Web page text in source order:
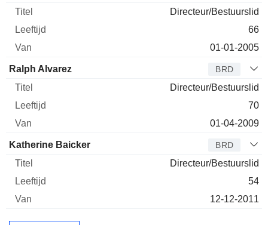
Directeur/Bestuurslid
66
01-01-2005
Ralph Alvarez BRD
Directeur/Bestuurslid
70
01-04-2009
Katherine Baicker BRD
Directeur/Bestuurslid
54
12-12-2011